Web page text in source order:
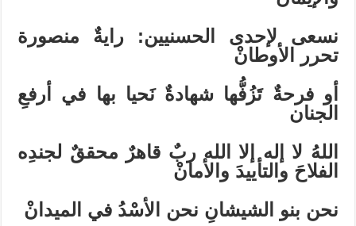
نسعى لإحدى الحسنيين: رايةٌ منصورة
تحرر الأوطانْ
أو فرحةٌ تَزُفُّها شهادةٌ نَحيا بها في أرفعِ
الجنان
اللهُ لا إله إلا الله ربٌ قاهرٌ محققٌ لجندِه
الفلاحَ والتأييدَ والأمانْ
نحن بنو الشيشانِ نحن الأسْدُ في الميدانْ